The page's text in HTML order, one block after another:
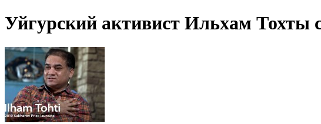
Уйгурский активист Ильхам Тохты